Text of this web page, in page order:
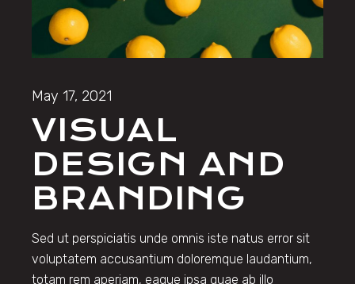
May 17, 2021
VISUAL
DESIGN AND
BRANDING
Sed ut perspiciatis unde omnis iste natus error sit
voluptatem accusantium doloremque laudantium,
totam rem aperiam, eaque ipsa quae ab illo